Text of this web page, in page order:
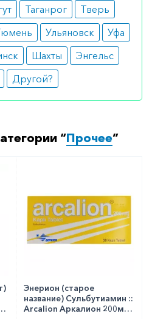
Таганрог
Тверь
Ульяновск
Уфа
Шахты
Энгельс
Другой?
“Прочее”
Энерион (старое
название) Сульбутиамин ::
Arcalion Аркалион 200мг